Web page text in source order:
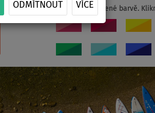
ODMÍTNOUT VÍCE
Pádlujte v oblíbené barvě.